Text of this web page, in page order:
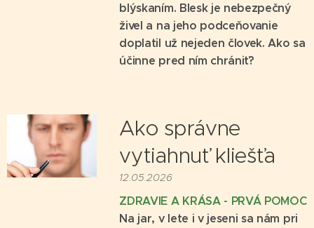
blýskaním. Blesk je nebezpečný
živel a na jeho podceňovanie
doplatil už nejeden človek. Ako sa
účinne pred ním chrániť?
Ako správne
vytiahnuť kliešťa
12.05.2026
ZDRAVIE A KRÁSA - PRVÁ POMOC
Na jar, v lete i v jeseni sa nám pri